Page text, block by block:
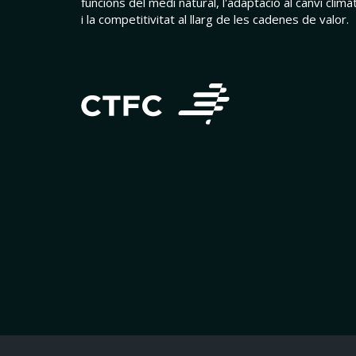
i la competitivitat al llarg de les cadenes de valor.